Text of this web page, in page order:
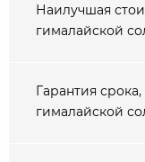
Наилучшая
гималайской
Гарантия
гималайской